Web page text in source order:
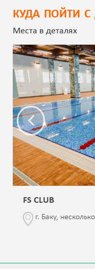
КУДА ПОЙТИ С
Места в деталях
FS CLUB
г. Баку,